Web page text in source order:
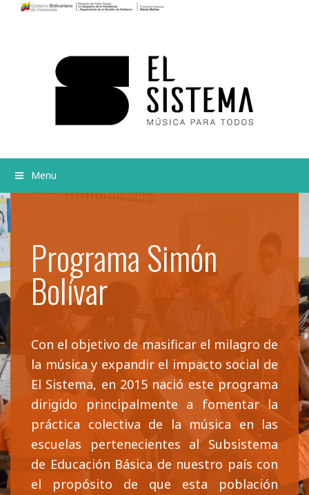
Menu
Programa Simón
Bolívar
Con el objetivo de masificar el milagro de
la música y expandir el impacto social de
El Sistema, en 2015 nació este programa
dirigido principalmente a fomentar la
práctica colectiva de la música en las
escuelas pertenecientes al Subsistema
de Educación Básica de nuestro país con
el propósito de que esta población